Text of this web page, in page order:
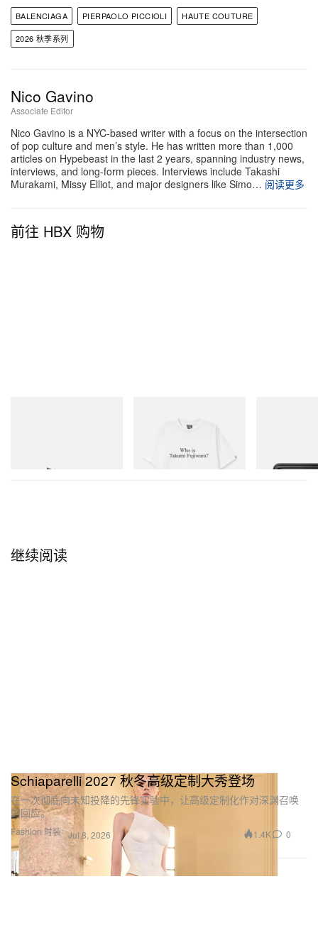
BALENCIAGA PIERPAOLO PICCIOLI
HAUTE COUTURE
2026 秋季系列
Nico Gavino
Associate Editor
Nico Gavino is a NYC-based writer with a focus on the intersection
of pop culture and men’s style. He has written more than 1,000
articles on Hypebeast in the last 2 years, spanning industry news,
interviews, and long-form pieces. Interviews include Takashi
Murakami, Missy Elliot, and major designers like Simo… 阅读更多
前往 HBX 购物
Billionaire Boys Club X Initial
D Cotton T-Shirt 3
立刻购入
继续阅读
Fashion 时装
Schiaparelli 2027 秋冬高级定制大秀登场
在一次彻底向未知投降的先锋实验中，让高级定制化作对深渊召唤
的回应。
Jul 8, 2026 1.4K 0